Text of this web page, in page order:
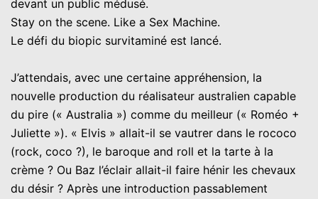
devant un public médusé.
Stay on the scene. Like a Sex Machine.
Le défi du biopic survitaminé est lancé.
J’attendais, avec une certaine appréhension, la
nouvelle production du réalisateur australien capable
du pire (« Australia ») comme du meilleur (« Roméo +
Juliette »). « Elvis » allait-il se vautrer dans le rococo
(rock, coco ?), le baroque and roll et la tarte à la
crème ? Ou Baz l’éclair allait-il faire hénir les chevaux
du désir ? Après une introduction passablement